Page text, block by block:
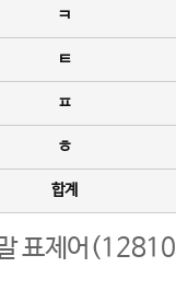
ㅋ
ㅌ
ㅍ
ㅎ
합계
표제어(12810